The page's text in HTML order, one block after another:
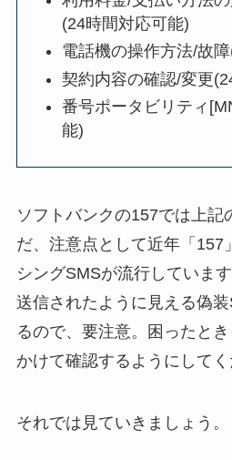
(24時間対応可能)
電話機の操作方法/故
契約内容の確認/変更
番号ポータビリティ
能)
ソフトバンクの157では上記
だ、注意点として近年「157
シングSMSが流行していま
送信されたように見える偽
るので、要注意。困ったと
かけて確認するようにしてく
それでは見ていきましょう。